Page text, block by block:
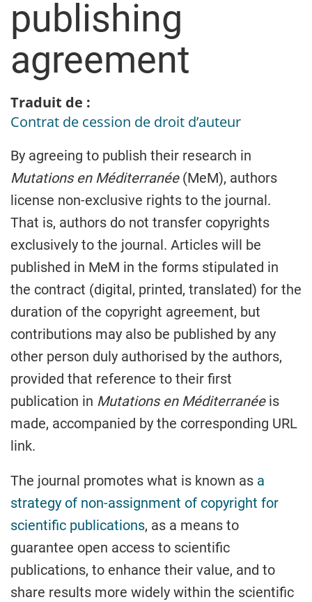
publishing
agreement
Traduit de :
Contrat de cession de droit d’auteur
By agreeing to publish their research in
Mutations en Méditerranée(MeM), authors
license non-exclusive rights to the journal.
That is, authors do not transfer copyrights
exclusively to the journal. Articles will be
published in MeM in the forms stipulated in
the contract (digital, printed, translated) for the
duration of the copyright agreement, but
contributions may also be published by any
other person duly authorised by the authors,
provided that reference to their first
publication in Mutations en Méditerranéeis
made, accompanied by the corresponding URL
link.
The journal promotes what is known as a
strategy of non-assignment of copyright for
scientific publications, as a means to
guarantee open access to scientific
publications, to enhance their value, and to
share results more widely within the scientific